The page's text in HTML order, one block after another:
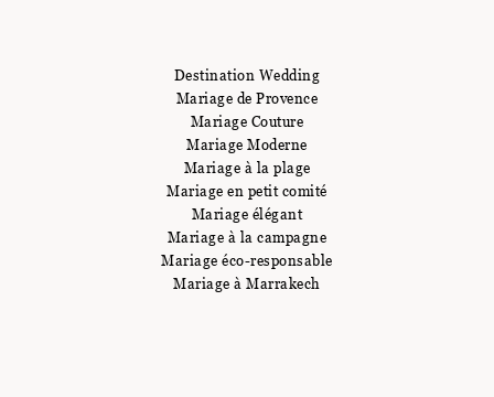
Destination Wedding
Mariage de Provence
Mariage Couture
Mariage Moderne
Mariage à la plage
Mariage en petit comité
Mariage élégant
Mariage à la campagne
Mariage éco-responsable
Mariage à Marrakech